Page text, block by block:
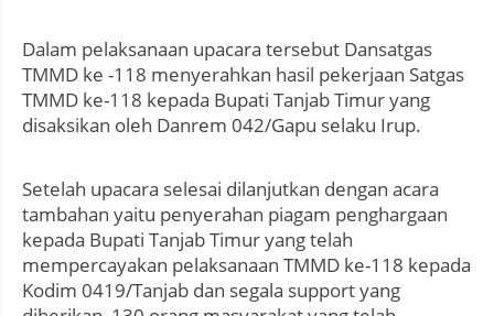
Dalam pelaksanaan upacara tersebut Dansatgas
TMMD ke -118 menyerahkan hasil pekerjaan Satgas
TMMD ke-118 kepada Bupati Tanjab Timur yang
disaksikan oleh Danrem 042/Gapu selaku Irup.
Setelah upacara selesai dilanjutkan dengan acara
tambahan yaitu penyerahan piagam penghargaan
kepada Bupati Tanjab Timur yang telah
mempercayakan pelaksanaan TMMD ke-118 kepada
Kodim 0419/Tanjab dan segala support yang